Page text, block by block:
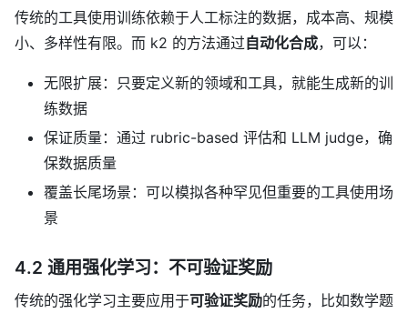
传统的工具使用训练依赖于人工标注的数据，成本高、规模
小、多样性有限。而 k2 的方法通过自动化合成，可以：
无限扩展：只要定义新的领域和工具，就能生成新的训
练数据
保证质量：通过 rubric-based 评估和 LLM judge，确
保数据质量
覆盖长尾场景：可以模拟各种罕见但重要的工具使用场
景
4.2 通用强化学习：不可验证奖励
传统的强化学习主要应用于可验证奖励的任务，比如数学题